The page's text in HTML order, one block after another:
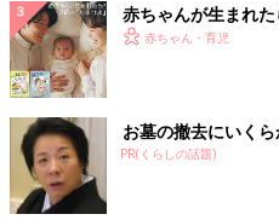
赤ちゃんが生まれた
赤ちゃん・育児
お墓の撤去にいく
PR(くらしの話題)